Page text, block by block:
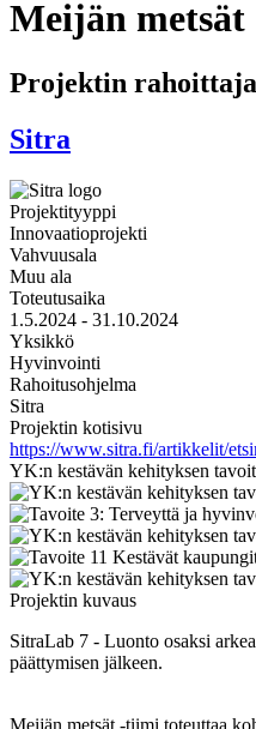
Meijän metsät
Projektin
Sitra
Projektityyppi
Innovaatioprojekti
Vahvuusala
Muu ala
Toteutusaika
1.5.2024 - 31.10.2024
Yksikkö
Hyvinvointi
Rahoitusohjelma
Sitra
Projektin kotisivu
https://www.sitra.fi/artikkelit/
YK:n kestävän kehityksen
Projektin kuvaus
SitraLab 7 - Luonto osaksi
päättymisen jälkeen.
Meijän metsät -tiimi toteuttaa